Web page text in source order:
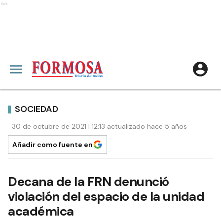
Ads
SOCIEDAD
30 de octubre de 2021 | 12:13 actualizado hace 5 años
Añadir como fuente en
Decana de la FRN denunció
violación del espacio de la unidad
académica